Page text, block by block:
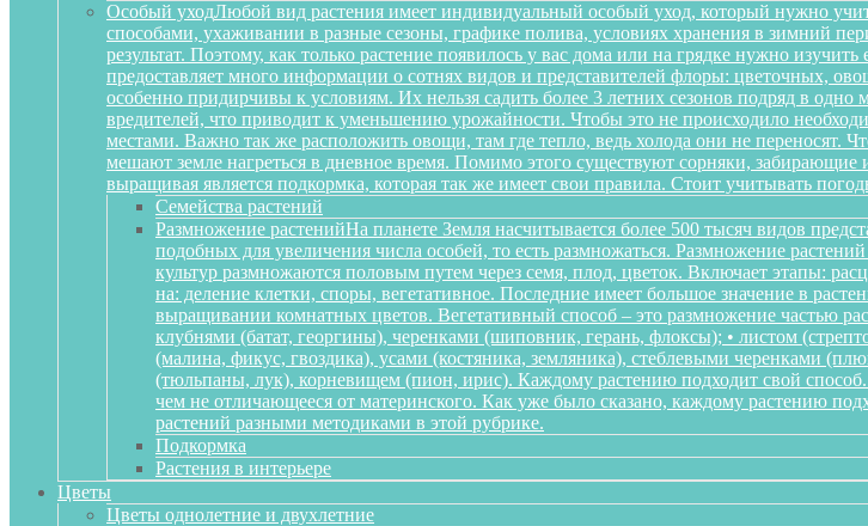
Особый уходЛюбой вид растения имеет индивидуальный особый уход, который нужно
способами, ухаживании в разные сезоны, графике полива, условиях хранения в зимний
результат. Поэтому, как только растение появилось у вас дома или на грядке нужно
предоставляет много информации о сотнях видов и представителей флоры: цветочных,
особенно придирчивы к условиям. Их нельзя садить более 3 летних сезонов подряд в одно
вредителей, что приводит к уменьшению урожайности. Чтобы это не происходило
местами. Важно так же расположить овощи, там где тепло, ведь холода они не
мешают земле нагреться в дневное время. Помимо этого существуют сорняки,
выращивая является подкормка, которая так же имеет свои правила. Стоит учитывать
Семейства растений
Размножение растенийНа планете Земля насчитывается более 500 тысяч видов
подобных для увеличения числа особей, то есть размножаться. Размножение
культур размножаются половым путем через семя, плод, цветок. Включает этапы:
на: деление клетки, споры, вегетативное. Последние имеет большое значение в
выращивании комнатных цветов. Вегетативный способ – это размножение частью
клубнями (батат, георгины), черенками (шиповник, герань, флоксы); • листом
(малина, фикус, гвоздика), усами (костяника, земляника), стеблевыми черенками
(тюльпаны, лук), корневищем (пион, ирис). Каждому растению подходит свой
чем не отличающееся от материнского. Как уже было сказано, каждому растению
растений разными методиками в этой рубрике.
Подкормка
Растения в интерьере
Цветы
Цветы однолетние и двухлетние